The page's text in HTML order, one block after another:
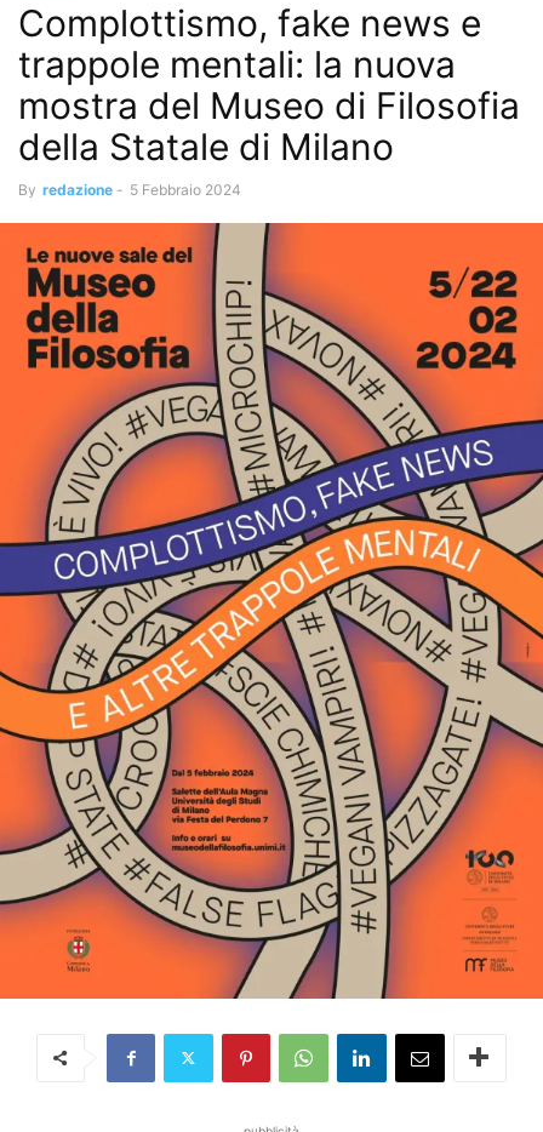
Complottismo, fake news e
trappole mentali: la nuova
mostra del Museo di Filosofia
della Statale di Milano
By redazione - 5 Febbraio 2024